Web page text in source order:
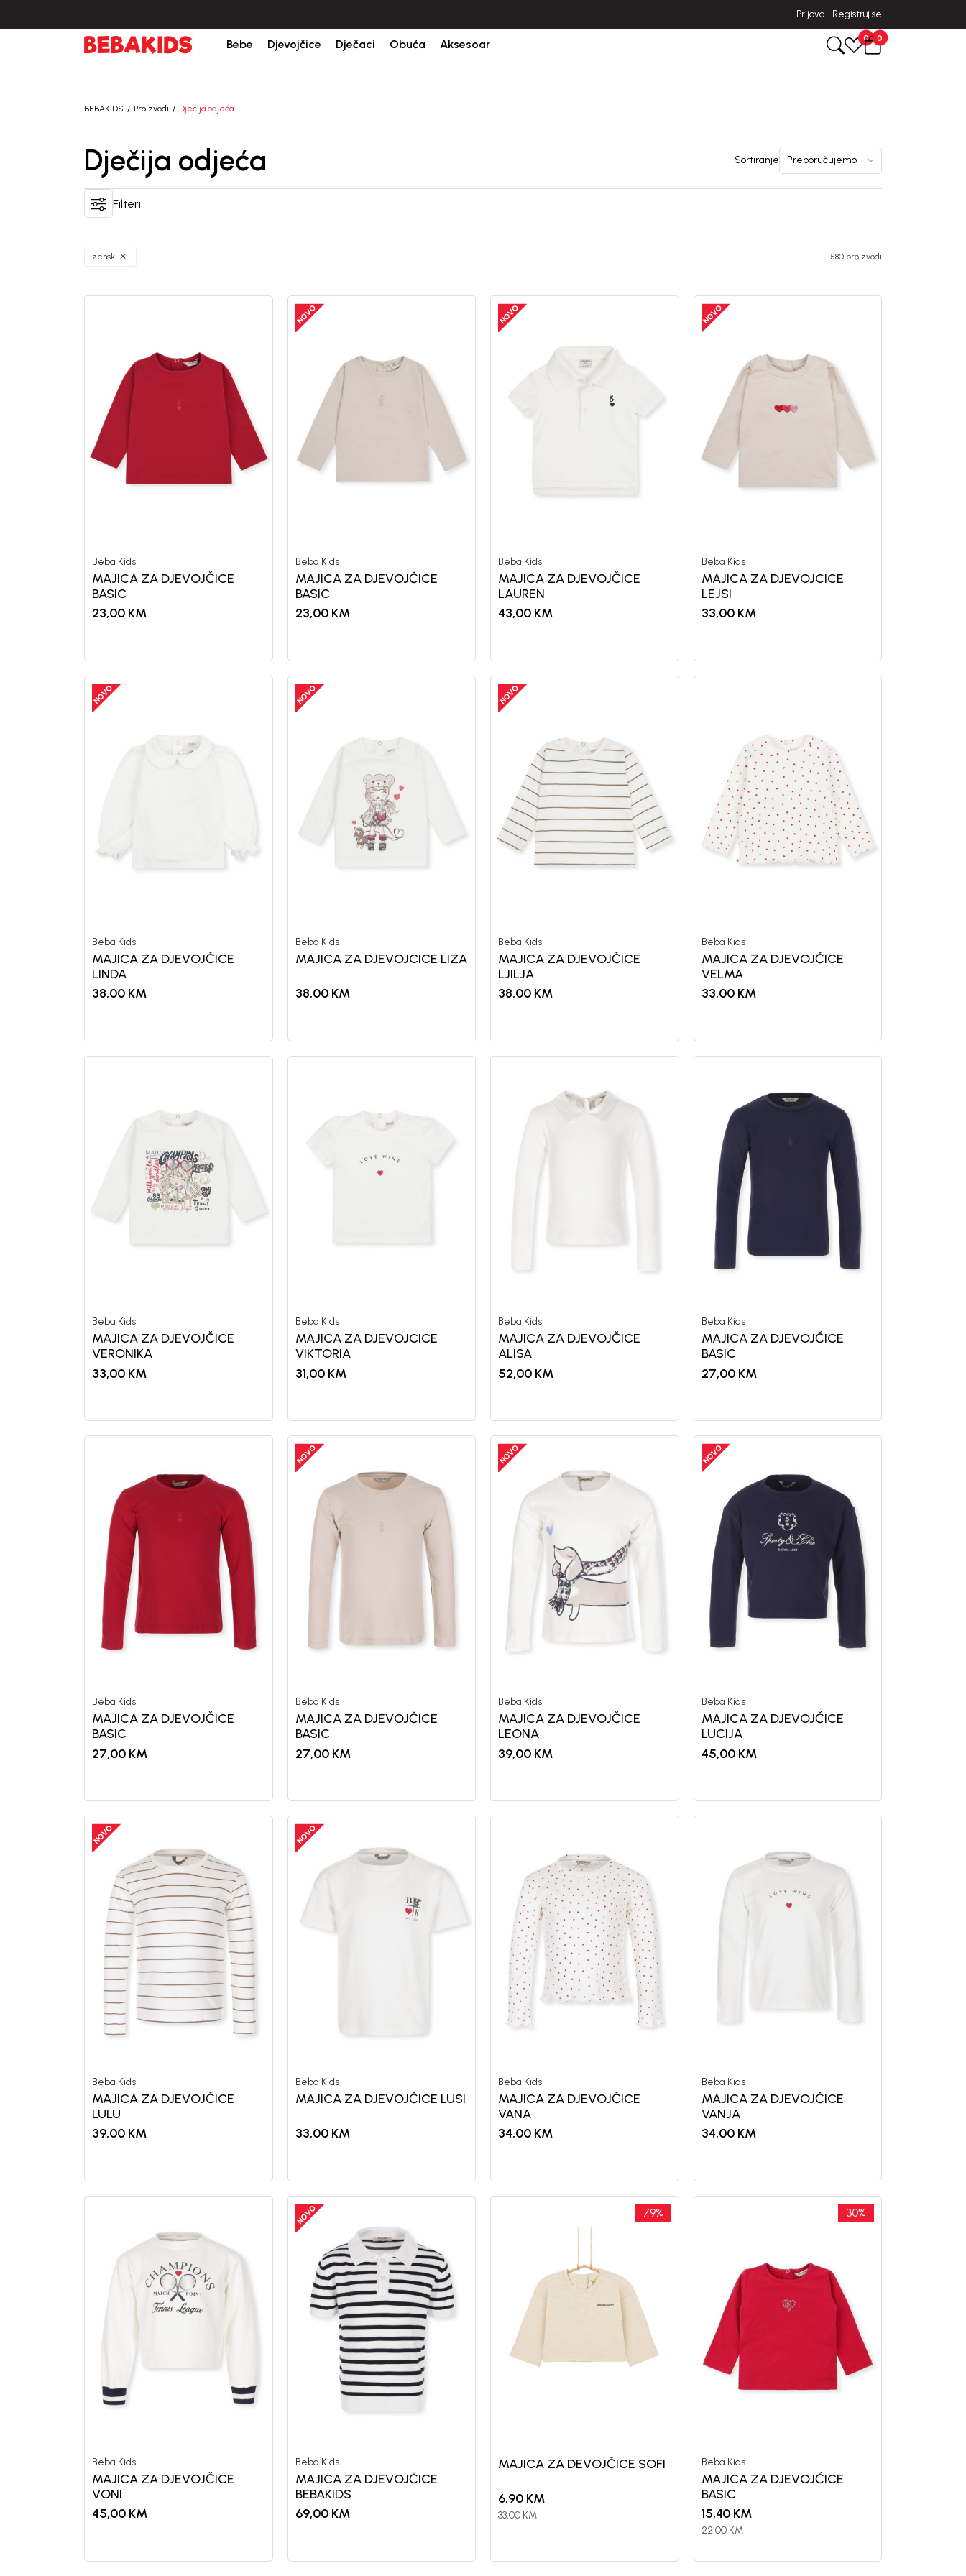
Prijava Registruj se
Bebe Djevojčice Dječaci Obuća Aksesoar 0 0
BEBAKIDS Proizvodi Dječija odjeća
Dječija odjeća Sortiranje
Filteri
zenski 580 proizvodi
Beba Kids
MAJICA ZA DJEVOJČICE
BASIC
23,00 KM
Beba Kids
MAJICA ZA DJEVOJČICE
BASIC
23,00 KM
Beba Kids
MAJICA ZA DJEVOJČICE
LAUREN
43,00 KM
Beba Kids
MAJICA ZA DJEVOJCICE
LEJSI
33,00 KM
Beba Kids
MAJICA ZA DJEVOJČICE
LINDA
38,00 KM
Beba Kids
MAJICA ZA DJEVOJCICE LIZA
38,00 KM
Beba Kids
MAJICA ZA DJEVOJČICE
LJILJA
38,00 KM
Beba Kids
MAJICA ZA DJEVOJČICE
VELMA
33,00 KM
Beba Kids
MAJICA ZA DJEVOJČICE
VERONIKA
33,00 KM
Beba Kids
MAJICA ZA DJEVOJCICE
VIKTORIA
31,00 KM
Beba Kids
MAJICA ZA DJEVOJČICE
ALISA
52,00 KM
Beba Kids
MAJICA ZA DJEVOJČICE
BASIC
27,00 KM
Beba Kids
MAJICA ZA DJEVOJČICE
BASIC
27,00 KM
Beba Kids
MAJICA ZA DJEVOJČICE
BASIC
27,00 KM
Beba Kids
MAJICA ZA DJEVOJČICE
LEONA
39,00 KM
Beba Kids
MAJICA ZA DJEVOJČICE
LUCIJA
45,00 KM
Beba Kids
MAJICA ZA DJEVOJČICE
LULU
39,00 KM
Beba Kids
MAJICA ZA DJEVOJČICE LUSI
33,00 KM
Beba Kids
MAJICA ZA DJEVOJČICE
VANA
34,00 KM
Beba Kids
MAJICA ZA DJEVOJČICE
VANJA
34,00 KM
Beba Kids
MAJICA ZA DJEVOJČICE
VONI
45,00 KM
Beba Kids
MAJICA ZA DJEVOJČICE
BEBAKIDS
69,00 KM
79%
MAJICA ZA DEVOJČICE SOFI
6,90 KM
33,00KM
30%
Beba Kids
MAJICA ZA DJEVOJČICE
BASIC
15,40 KM
22,00KM
Registruj se i osvoji
10% POPUSTA
uz prvu kupovinu
putem Promo-Tiket koda!
Prijavi se, ostvari popuste i postani deo BebaKids priče.
Potvrđujem da sam pročitao/la, razumeo/la i da se slažem sa
politikom privatnosti